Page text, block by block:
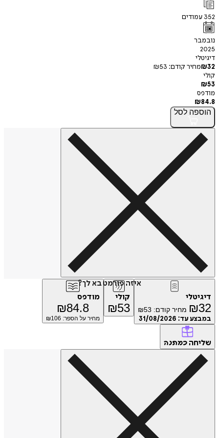
352 עמודים
נובמבר
2025
דיגיטלי
₪32 מחיר קודם: ₪53
קולי
₪53
מודפס
₪84.8
הוספה לסל
איזה פורמט בא לך?
דיגיטלי
₪32 מחיר קודם: ₪53
במבצע עד: 31/08/2026
קולי
₪53
מודפס
₪84.8
מחיר על הספר: ₪ 106
שליחה כמתנה